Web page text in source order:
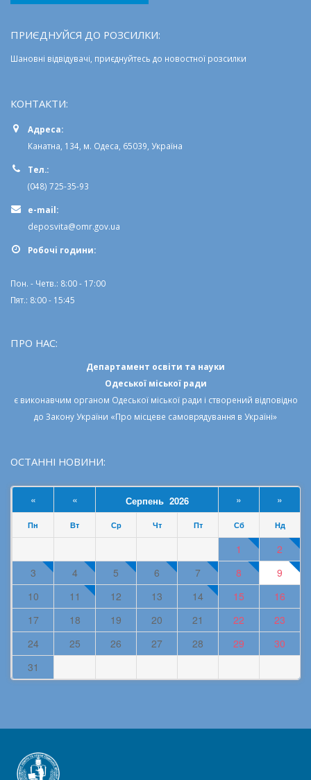
ПРИЄДНУЙСЯ ДО РОЗСИЛКИ:
Шановні відвідувачі, приєднуйтесь до новостної розсилки
КОНТАКТИ:
Адреса:
Канатна, 134, м. Одеса, 65039, Україна
Тел.:
(048) 725-35-93
e-mail:
deposvita@omr.gov.ua
Робочi години:
Пон. - Четв.: 8:00 - 17:00
Пят.: 8:00 - 15:45
ПРО НАС:
Департамент освіти та науки
Одеської міської ради
є виконавчим органом Одеської міської ради і створений відповідно
до Закону України «Про місцеве самоврядування в Україні»
ОСТАННІ НОВИНИ:
« « Серпень 2026 » »
Пн Вт Ср Чт Пт Сб Нд
1
2
3
4 5 6 7 8
9
10
11 12 13 14 15
16
17
18 19 20 21 22
23
24
25 26 27 28 29
30
31